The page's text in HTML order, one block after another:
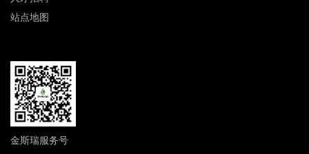
站点地图
金斯瑞服务号